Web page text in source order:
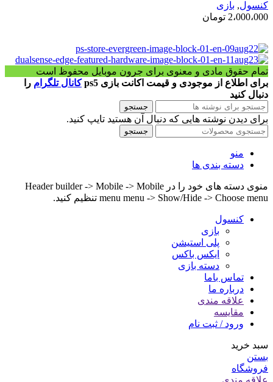
کنسول, بازی
2،000،000 تومان
تمام حقوق مادی و معنوی برای جرون موبایل محفوظ است
برای اطلاع از موجودی و قیمت اکانت بازی ps5
کانال تلگرام را
دنبال کنید
جستجو
برای دیدن نوشته هایی که دنبال آن هستید تایپ کنید.
جستجو
منو
دسته بندی ها
منوی دسته های خود را در Header builder -> Mobile -> Mobile
menu menu -> Show/Hide -> Choose menu تنظیم کنید.
کنسول
بازی
پلی استیشن
ایکس باکس
دسته بازی
تماس باما
درباره ما
علاقه مندی
مقایسه
ورود / ثبت نام
سبد خرید
بستن
فروشگاه